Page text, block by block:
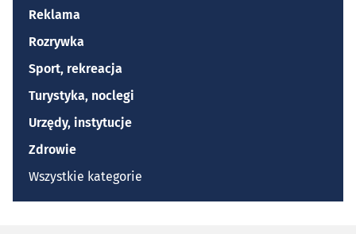
Reklama
Rozrywka
Sport, rekreacja
Turystyka, noclegi
Urzędy, instytucje
Zdrowie
Wszystkie kategorie